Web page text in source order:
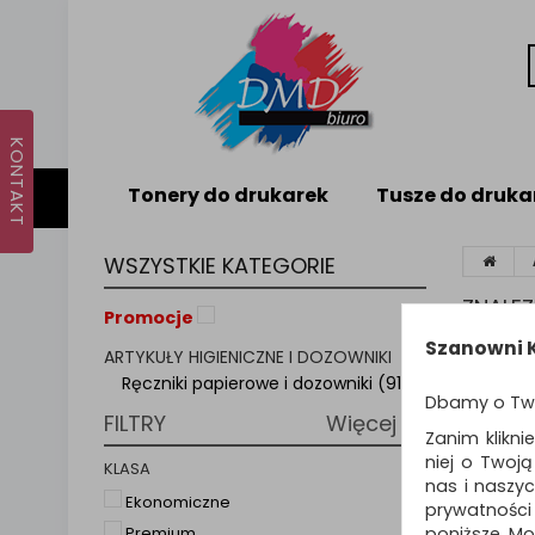
Tonery do drukarek Tusze do
WSZYSTKIE KATEGORIE
Promocje
ARTYKUŁY HIGIENICZNE I DOZOWNIKI
Ręczniki papierowe i dozowniki (91)
FILTRY Więcej
KLASA
Ekonomiczne
Szanowni
Dbamy o
Zanim
niej o
nas i